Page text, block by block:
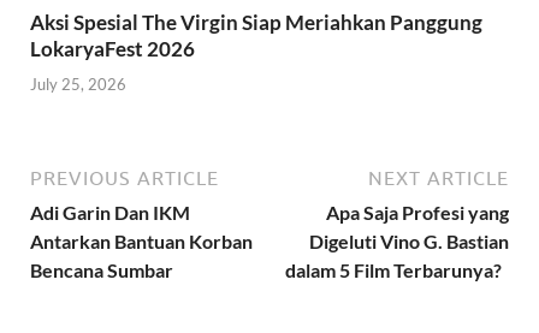
Aksi Spesial The Virgin Siap Meriahkan Panggung
LokaryaFest 2026
July 25, 2026
PREVIOUS ARTICLE
Adi Garin Dan IKM
Antarkan Bantuan Korban
Bencana Sumbar
NEXT ARTICLE
Apa Saja Profesi yang
Digeluti Vino G. Bastian
dalam 5 Film Terbarunya?